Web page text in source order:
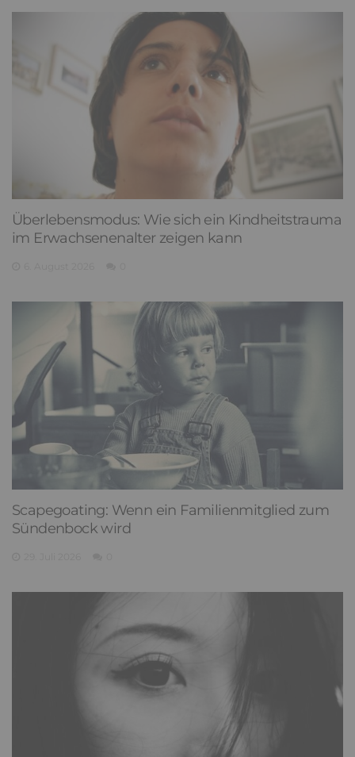
Überlebensmodus: Wie sich ein Kindheitstrauma
im Erwachsenenalter zeigen kann
Scapegoating: Wenn ein Familienmitglied zum
Sündenbock wird